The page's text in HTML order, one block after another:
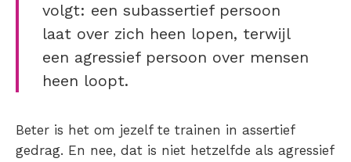
volgt: een subassertief persoon
laat over zich heen lopen, terwijl
een agressief persoon over mensen
heen loopt.
Beter is het om jezelf te trainen in assertief
gedrag. En nee, dat is niet hetzelfde als agressief